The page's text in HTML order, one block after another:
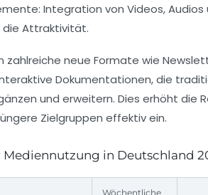
Integration von Videos,
die Attraktivität.
zahlreiche neue Formate wie
Dokumentationen, die
und erweitern. Dies erhöht die
Zielgruppen effektiv ein.
in Deutschland
Wöchentliche